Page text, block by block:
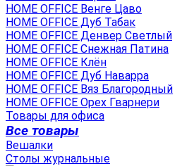
HOME OFFICE Венге Цаво
HOME OFFICE Дуб Табак
HOME OFFICE Денвер Светлый
HOME OFFICE Снежная Патина
HOME OFFICE Клён
HOME OFFICE Дуб Наварра
HOME OFFICE Вяз Благородный
HOME OFFICE Орех Гварнери
Товары для офиса
Все товары
Вешалки
Столы журнальные